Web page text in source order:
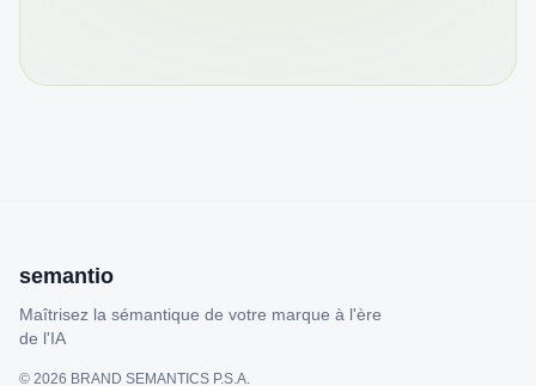
semantio
Maîtrisez la sémantique de votre marque à l'ère
de l'IA
© 2026 BRAND SEMANTICS P.S.A.